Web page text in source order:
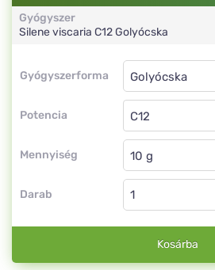
Gyógyszer
Silene viscaria C12Golyócska
Gyógyszerforma
Gyógyszerforma
Potencia
Golyócska
C12
Mennyiség
Golyócska
Darab
Kosárba